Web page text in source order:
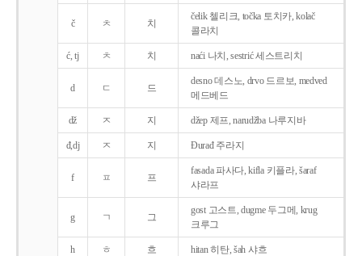
č ㅊ 치
čelik 첼리크, točka 토치카, kolač
콜라치
ć, tj ㅊ 치 naći 나치, sestrić 세스트리치
d ㄷ 드
desno 데스노, drvo 드르보, medved
메드베드
dž ㅈ 지 džep 제프, narudžba 나루지바
đ,dj ㅈ 지 Ðurađ 주라지
f ㅍ 프
fasada 파사다, kifla 키플라, šaraf
샤라프
g ㄱ 그
gost 고스트, dugme 두그메, krug
크루그
h ㅎ 흐 hitan 히탄, šah 샤흐